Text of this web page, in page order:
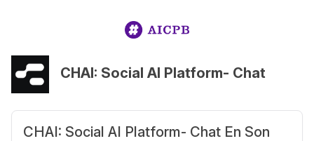
CHAI: Social AI Platform- Chat
CHAI: Social AI Platform- Chat En Son